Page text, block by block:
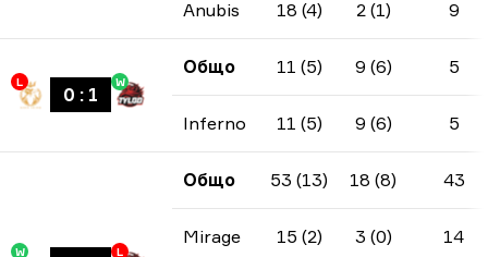
Anubis 18 (4) 2 (1) 9
L
0 : 1
W
Общо 11 (5) 9 (6) 5
Inferno 11 (5) 9 (6) 5
W L
Общо 53 (13) 18 (8) 43
Mirage 15 (2) 3 (0) 14